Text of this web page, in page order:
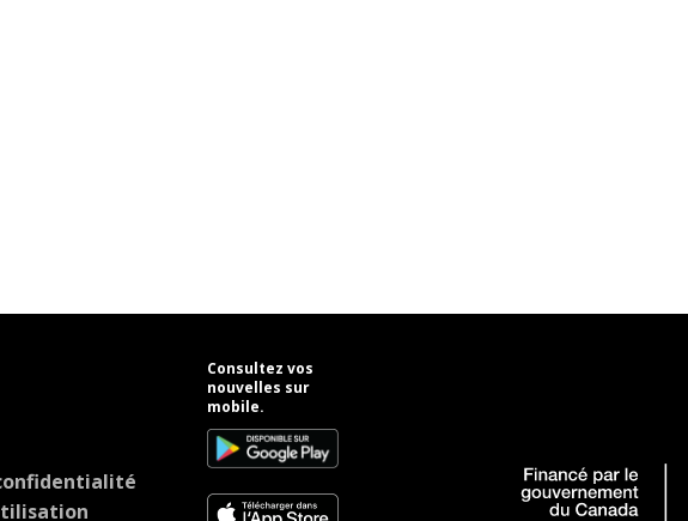
Consultez vos
nouvelles sur
mobile.